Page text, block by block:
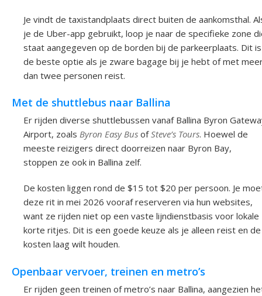
Je vindt de taxistandplaats direct buiten de aankomsthal.
je de Uber-app gebruikt, loop je naar de specifieke zone
staat aangegeven op de borden bij de parkeerplaats. Dit is
de beste optie als je zware bagage bij je hebt of met
dan twee personen reist.
Met de shuttlebus naar Ballina
Er rijden diverse shuttlebussen vanaf Ballina Byron
Airport, zoals Byron Easy Bus ofSteve’s Tours. Hoewel de
meeste reizigers direct doorreizen naar Byron Bay,
stoppen ze ook in Ballina zelf.
De kosten liggen rond de $15 tot $20 per persoon. Je
deze rit in mei 2026 vooraf reserveren via hun websites,
want ze rijden niet op een vaste lijndienstbasis voor lokale
korte ritjes. Dit is een goede keuze als je alleen reist en de
kosten laag wilt houden.
Openbaar vervoer, treinen en metro’s
Er rijden geen treinen of metro’s naar Ballina, aangezien